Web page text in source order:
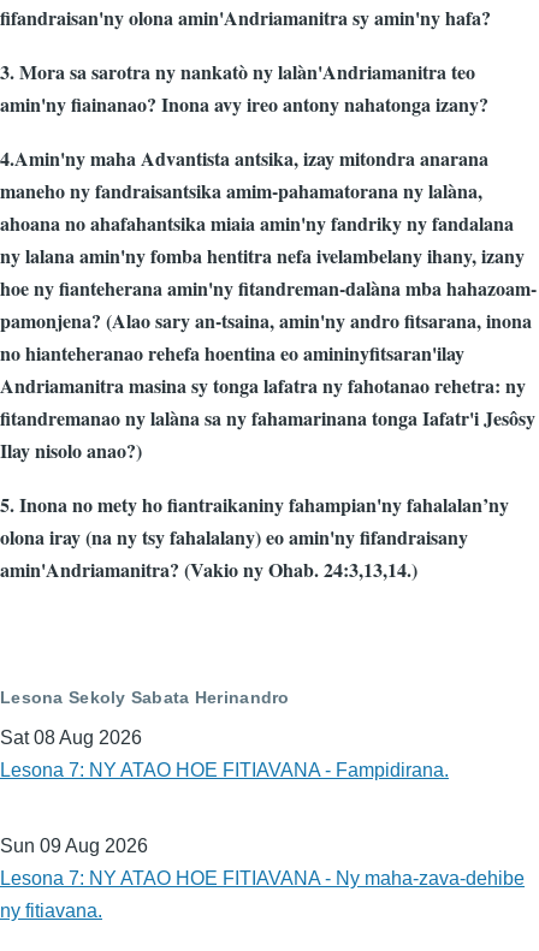
fifandraisan'ny olona amin'Andriamanitra sy amin'ny hafa?
3. Mora sa sarotra ny nankatò ny lalàn'Andriamanitra teo
amin'ny fiainanao? Inona avy ireo antony nahatonga izany?
4.Amin'ny maha Advantista antsika, izay mitondra anarana
maneho ny fandraisantsika amim-pahamatorana ny lalàna,
ahoana no ahafahantsika miaia amin'ny fandriky ny fandalana
ny lalana amin'ny fomba hentitra nefa ivelambelany ihany, izany
hoe ny fianteherana amin'ny fitandreman-dalàna mba hahazoam-
pamonjena? (Alao sary an-tsaina, amin'ny andro fitsarana, inona
no hianteheranao rehefa hoentina eo amininyfitsaran'ilay
Andriamanitra masina sy tonga lafatra ny fahotanao rehetra: ny
fitandremanao ny lalàna sa ny fahamarinana tonga Iafatr'i Jesôsy
Ilay nisolo anao?)
5. Inona no mety ho fiantraikaniny fahampian'ny fahalalan’ny
olona iray (na ny tsy fahalalany) eo amin'ny fifandraisany
amin'Andriamanitra? (Vakio ny Ohab. 24:3,13,14.)
Lesona Sekoly Sabata Herinandro
Sat 08 Aug 2026
Lesona 7: NY ATAO HOE FITIAVANA - Fampidirana.
Sun 09 Aug 2026
Lesona 7: NY ATAO HOE FITIAVANA - Ny maha-zava-dehibe
ny fitiavana.